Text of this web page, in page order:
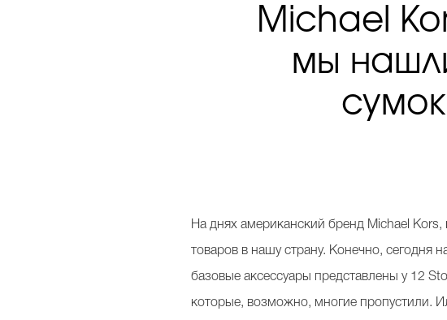
Michael
мы
На днях американский бренд Michael
товаров в нашу страну. Конечно, сегодня
базовые аксессуары представлены у 12
которые, возможно, многие пропустили.